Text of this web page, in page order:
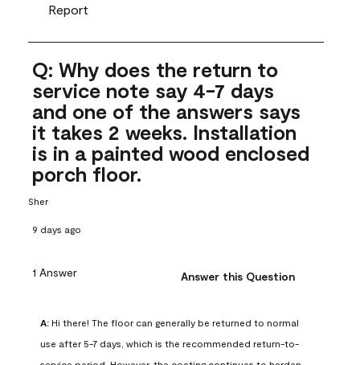
Report
Q: Why does the return to
service note say 4-7 days
and one of the answers says
it takes 2 weeks. Installation
is in a painted wood enclosed
porch floor.
Sher
9 days ago
1 Answer Answer this Question
A: Hi there! The floor can generally be returned to normal
use after 5-7 days, which is the recommended return-to-